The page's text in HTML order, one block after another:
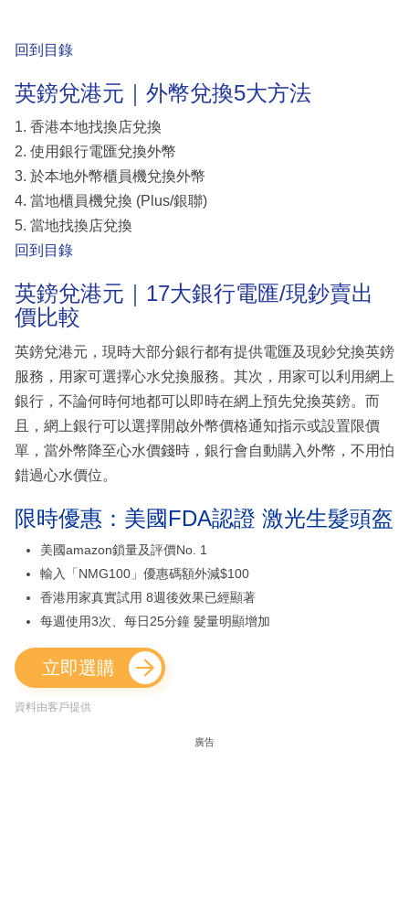
回到目錄
英鎊兌港元｜外幣兌換5大方法
1. 香港本地找換店兌換
2. 使用銀行電匯兌換外幣
3. 於本地外幣櫃員機兌換外幣
4. 當地櫃員機兌換 (Plus/銀聯)
5. 當地找換店兌換
回到目錄
英鎊兌港元｜17大銀行電匯/現鈔賣出
價比較
英鎊兌港元，現時大部分銀行都有提供電匯及現鈔兌換英鎊
服務，用家可選擇心水兌換服務。其次，用家可以利用網上
銀行，不論何時何地都可以即時在網上預先兌換英鎊。而
且，網上銀行可以選擇開啟外幣價格通知指示或設置限價
單，當外幣降至心水價錢時，銀行會自動購入外幣，不用怕
錯過心水價位。
限時優惠：美國FDA認證 激光生髮頭盔
美國amazon鎖量及評價No. 1
輸入「NMG100」優惠碼額外減$100
香港用家真實試用 8週後效果已經顯著
每週使用3次、每日25分鐘 髮量明顯增加
立即選購
資料由客戶提供
廣告